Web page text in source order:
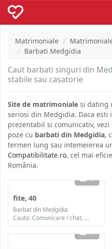
Matrimoniale
Barbati Medgidia
Caut barbati singuri din
stabile sau casatorie
Site de matrimoniale si dating
seriosi din Medgidia. Daca esti
prezentabil si comunicativ,
poze cu barbati din Medgidia,
termen lung sau intemeierea
Compatibilitate.ro, cel mai
România.
9
fite, 40
Barbat din Medgidia
Cauta: Comunicare / chat, Prietenie
7